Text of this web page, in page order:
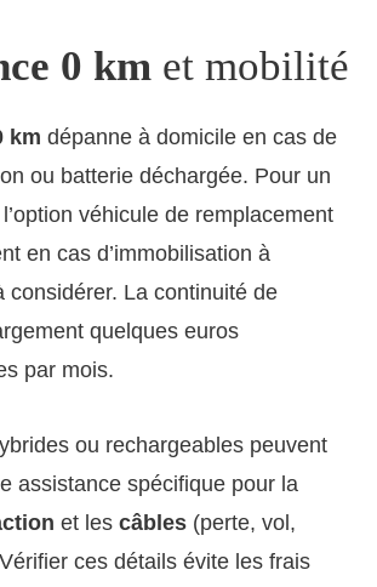
0 km et mobilité
km dépanne à domicile en cas de
ou batterie déchargée. Pour un
véhicule de remplacement
en cas d’immobilisation à
considérer. La continuité de
quelques euros
par mois.
ou rechargeables peuvent
assistance spécifique pour la
et les câbles (perte, vol,
ces détails évite les frais